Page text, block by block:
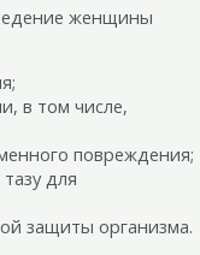
женщины
в том числе,
повреждения;
для
защиты организма.